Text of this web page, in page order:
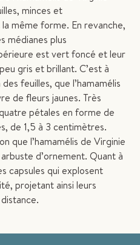
minces et
même forme. En revanche,
médianes plus
est vert foncé et leur
gris et brillant. C’est à
feuilles, que l’hamamélis
de fleurs jaunes. Très
pétales en forme de
de 1,5 à 3 centimètres.
que l’hamamélis de Virginie
d’ornement. Quant à
capsules qui explosent
projetant ainsi leurs